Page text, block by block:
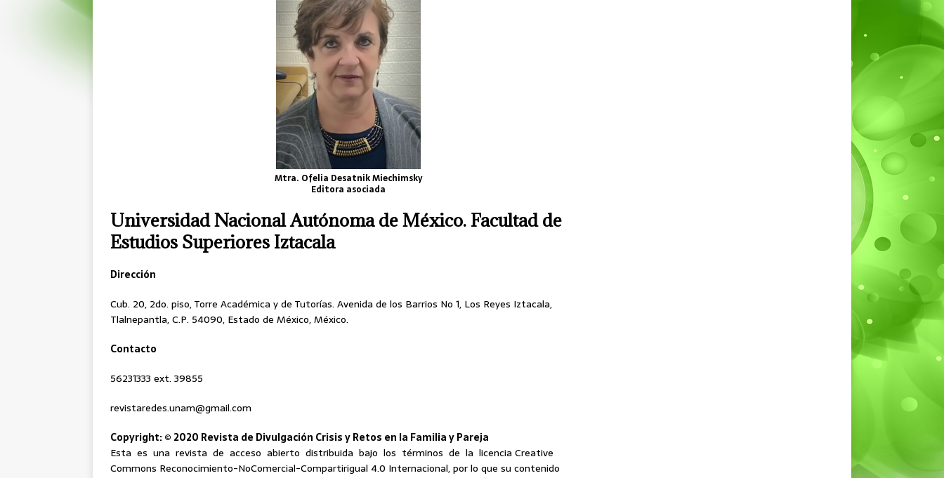
Mtra. Ofelia Desatnik Miechimsky
Editora asociada
Universidad Nacional Autónoma de México. Facultad de
Estudios Superiores Iztacala
Dirección
Cub. 20, 2do. piso, Torre Académica y de Tutorías. Avenida de los Barrios No 1, Los Reyes Iztacala,
Tlalnepantla, C.P. 54090, Estado de México, México.
Contacto
56231333 ext. 39855
revistaredes.unam@gmail.com
Copyright: © 2020 Revista de Divulgación Crisis y Retos en la Familia y Pareja
Esta es una revista de acceso abierto distribuida bajo los términos de la licencia Creative
Commons Reconocimiento-NoComercial-Compartirigual 4.0 Internacional, por lo que su contenido